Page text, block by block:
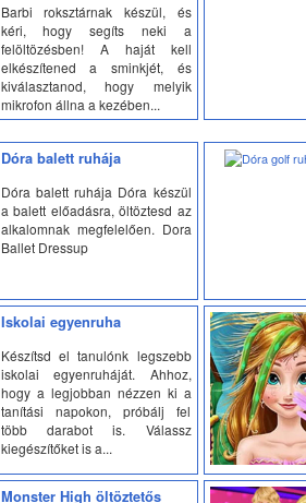
Barbi roksztárnak készül, és
kéri, hogy segíts neki a
felöltözésben! A haját kell
elkészítened a sminkjét, és
kiválasztanod, hogy melyik
mikrofon állna a kezében...
Dóra balett ruhája
Dóra balett ruhája Dóra készül
a balett előadásra, öltöztesd az
alkalomnak megfelelően. Dora
Ballet Dressup
Iskolai egyenruha
Készítsd el tanulónk legszebb
iskolai egyenruháját. Ahhoz,
hogy a legjobban nézzen ki a
tanítási napokon, próbálj fel
több darabot is. Válassz
kiegészítőket is a...
Monster High öltöztetős